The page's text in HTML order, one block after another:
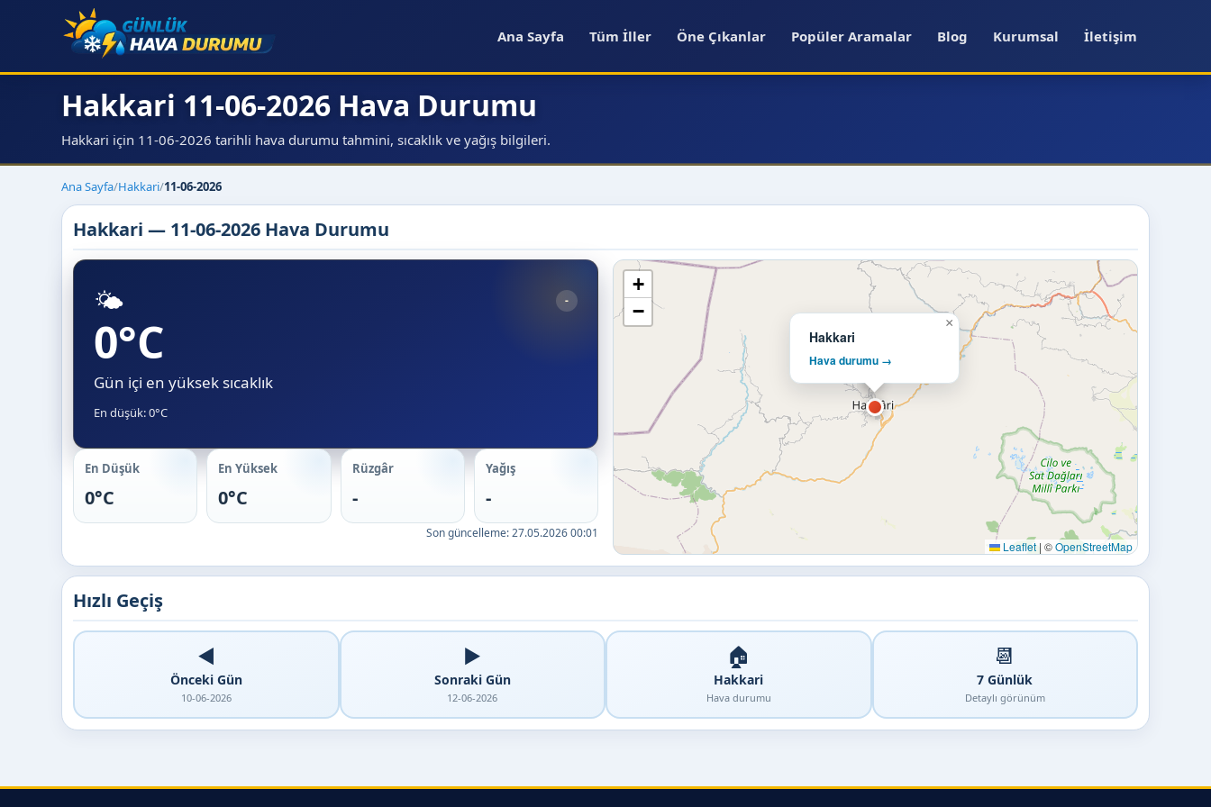
Ana Sayfa Tüm İller Öne Çıkanlar Popüler Aramalar Blog Kurumsal İletişim
Hakkari 11-06-2026 Hava Durumu
Hakkari için 11-06-2026 tarihli hava durumu tahmini, sıcaklık ve yağış bilgileri.
Ana Sayfa/Hakkari/11-06-2026
Hakkari — 11-06-2026 Hava Durumu
🌤️ -
0°C
Gün içi en yüksek sıcaklık
En düşük: 0°C
En Düşük
0°C
En Yüksek
0°C
Rüzgâr
-
Yağış
-
Son güncelleme:27.05.2026 00:01
Hakkari
Hava durumu →
×
+
−
Leaflet | ©OpenStreetMap
Hızlı Geçiş
◀️
Önceki Gün
10-06-2026
▶️
Sonraki Gün
12-06-2026
🏠
Hakkari
Hava durumu
📆
7 Günlük
Detaylı görünüm